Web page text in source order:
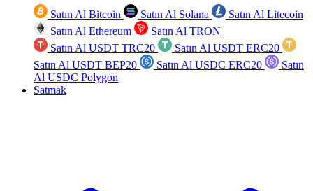
Satın Al Bitcoin Satın Al Solana
Satın Al Litecoin
Satın Al Ethereum
Satın Al TRON
Satın Al USDT TRC20
Satın Al USDT ERC20
Satın Al USDT BEP20
Satın Al USDC ERC20
Satın
Al USDC Polygon
Satmak